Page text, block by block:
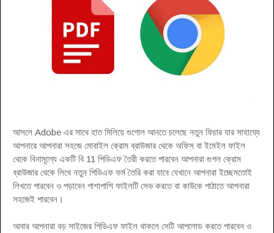
আসলে Adobe এর সাথে হাত মিলিয়ে গুগোল আনতে চলেছে নতুন ফিচার যার সাহায্যে
আপনারে আপনারা সহজে মোবাইল ক্রোম ব্রাউজার থেকে অফিস বা ইমেইল ফাইল
থেকে বিনামূল্যে একটি বি 11 পিডিএফ তৈরী করতে পারবেন আপনারা গুগল ক্রোম
ব্রাউজার থেকে লিখে নতুন পিডিএফ ফর্ম তৈরি করা যাবে যেখানে আপনারা ইচ্ছেমতোই
লিখতে পারবেন ও পড়াবেন পাশাপাশি ফাইলটি সেভ করতে বা কাউকে পাঠাতে আপনারা
সহজেই পারবেন।
আবার আপনারা বড় সাইজের পিডিএফ ফাইল থাকলে সেটি আপলোড করতে পারবেন ও